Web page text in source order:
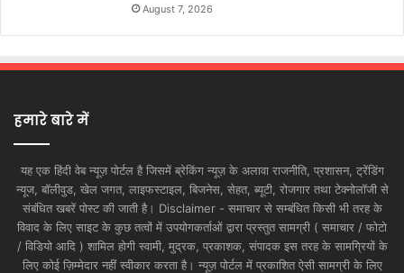
August 7, 2026
हमारे बारे में
यह एक हिंदी वेब न्यूज़ पोर्टल है जिसमें ब्रेकिंग न्यूज़ के अलावा राजनीति, प्रशासन, ट्रेंडिंग
न्यूज, बॉलीवुड, खेल जगत, लाइफस्टाइल, बिजनेस, सेहत, ब्यूटी, रोजगार तथा टेक्नोलॉजी से
संबंधित खबरें पोस्ट की जाती है। Disclaimer - समाचार से सम्बंधित किसी भी तरह के
विवाद के लिए साइट के कुछ तत्वों में उपयोगकर्ताओं द्वारा प्रस्तुत सामग्री ( समाचार / फोटो
/ विडियो आदि ) शामिल होगी स्वामी, मुद्रक, प्रकाशक, संपादक इस तरह के सामग्रियों के
लिए कोई ज़िम्मेदार नहीं स्वीकार करता है। न्यूज़ पोर्टल में प्रकाशित ऐसी सामग्री के लिए